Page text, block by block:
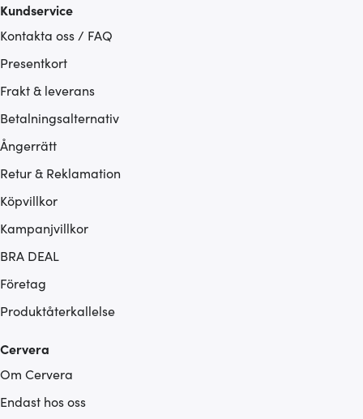
Kundservice
Kontakta oss / FAQ
Presentkort
Frakt & leverans
Betalningsalternativ
Ångerrätt
Retur & Reklamation
Köpvillkor
Kampanjvillkor
BRA DEAL
Företag
Produktåterkallelse
Cervera
Om Cervera
Endast hos oss